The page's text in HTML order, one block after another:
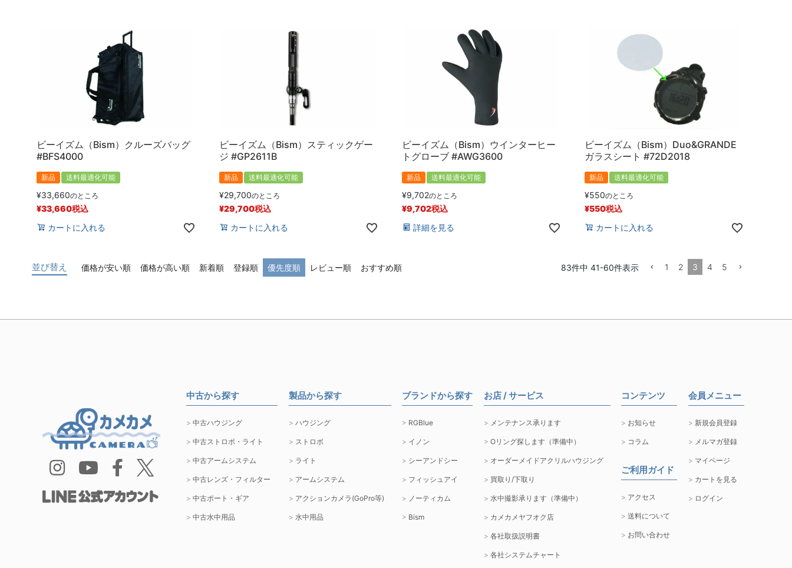
ビーイズム（Bism）クルーズバッグ
#BFS4000
新品 送料最適化可能
¥33,660のところ
¥33,660税込
カートに入れる
ビーイズム（Bism）スティックゲー
ジ #GP2611B
新品 送料最適化可能
¥29,700のところ
¥29,700税込
カートに入れる
ビーイズム（Bism）ウインターヒー
トグローブ #AWG3600
新品 送料最適化可能
¥9,702のところ
¥9,702税込
詳細を見る
ビーイズム（Bism）Duo&GRANDE
ガラスシート #72D2018
新品 送料最適化可能
¥550のところ
¥550税込
カートに入れる
並び替え 価格が安い順 価格が高い順 新着順 登録順 優先度順 レビュー順 おすすめ順 83件中 41-60件表示 1 2 3 4 5
中古から探す
中古ハウジング
中古ストロボ・ライト
中古アームシステム
中古レンズ・フィルター
中古ポート・ギア
中古水中用品
製品から探す
ハウジング
ストロボ
ライト
アームシステム
アクションカメラ(GoPro等)
水中用品
ブランドから探す
RGBlue
イノン
シーアンドシー
フィッシュアイ
ノーティカム
Bism
お店 / サービス
メンテナンス承ります
Oリング探します（準備中）
オーダーメイドアクリルハウジング
買取り/下取り
水中撮影承ります（準備中）
カメカメヤフオク店
各社取扱説明書
各社システムチャート
コンテンツ
お知らせ
コラム
ご利用ガイド
アクセス
送料について
お問い合わせ
会員メニュー
新規会員登録
メルマガ登録
マイページ
カートを見る
ログイン